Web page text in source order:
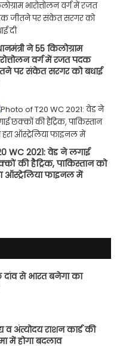
ने 55 किलोग्राम
वर्ग में रजत पदक
पर संकेत सरगर को बधाई
WC 2021: वेड ने लगाई
की हैट्रिक, पाकिस्तान को
ऑस्ट्रेलिया फाइनल में
से भारत बनेगा का
व अंत्योदय राशन कार्ड की
में होगा बदलाव